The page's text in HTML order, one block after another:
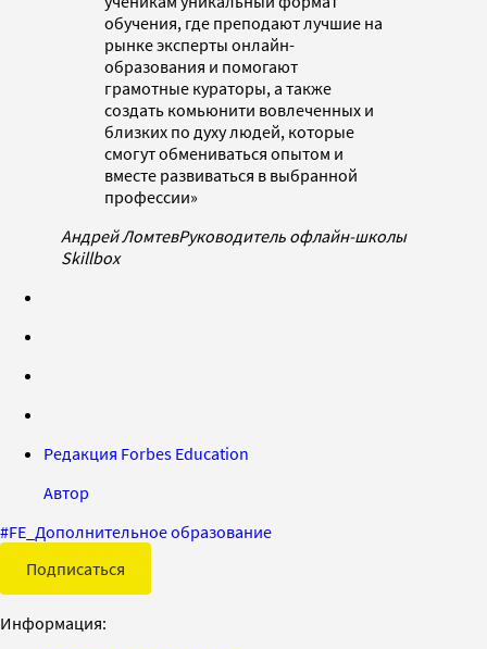
обучения, где преподают лучшие на
рынке эксперты онлайн-
образования и помогают
грамотные кураторы, а также
создать комьюнити вовлеченных и
близких по духу людей, которые
смогут обмениваться опытом и
вместе развиваться в выбранной
профессии»
Андрей ЛомтевРуководитель офлайн-школы
Skillbox
Редакция Forbes Education
Автор
#FE_Дополнительное образование
Подписаться
Информация: